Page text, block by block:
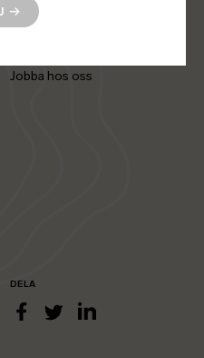
Press & Nyheter
Kontakt
Jobba hos oss
DELA
FacebookTwitterLinkedIn
→